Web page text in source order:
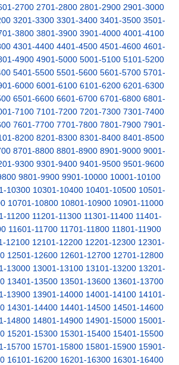
2700 2701-2800 2801-2900 2901-3000
3201-3300 3301-3400 3401-3500 3501-
3800 3801-3900 3901-4000 4001-4100
4301-4400 4401-4500 4501-4600 4601-
4900 4901-5000 5001-5100 5101-5200
5401-5500 5501-5600 5601-5700 5701-
6000 6001-6100 6101-6200 6201-6300
6501-6600 6601-6700 6701-6800 6801-
7100 7101-7200 7201-7300 7301-7400
7601-7700 7701-7800 7801-7900 7901-
8200 8201-8300 8301-8400 8401-8500
8701-8800 8801-8900 8901-9000 9001-
9300 9301-9400 9401-9500 9501-9600
9801-9900 9901-10000 10001-10100
10300 10301-10400 10401-10500 10501-
10701-10800 10801-10900 10901-11000
11200 11201-11300 11301-11400 11401-
11601-11700 11701-11800 11801-11900
12100 12101-12200 12201-12300 12301-
12501-12600 12601-12700 12701-12800
13000 13001-13100 13101-13200 13201-
13401-13500 13501-13600 13601-13700
13900 13901-14000 14001-14100 14101-
14301-14400 14401-14500 14501-14600
14800 14801-14900 14901-15000 15001-
15201-15300 15301-15400 15401-15500
15700 15701-15800 15801-15900 15901-
16101-16200 16201-16300 16301-16400